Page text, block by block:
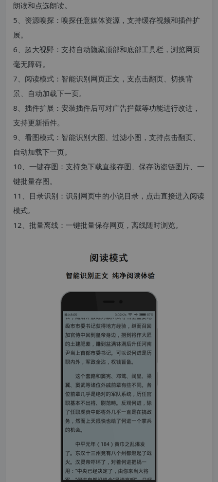
朗读和点选朗读。
5、资源嗅探：嗅探任意媒体资源，支持缓存视频和插件扩
展。
6、超大视野：支持自动隐藏顶部和底部工具栏，浏览网页
毫无障碍。
7、阅读模式：智能识别网页正文，支点击翻页、切换背
景、自动加载下一页。
8、插件扩展：安装插件后可对广告拦截等功能进行改进，
支持更新插件。
9、看图模式：智能识别大图、过滤小图，支持点击翻页、
自动加载下一页。
10、一键存图：支持免下载直接存图、保存防盗链图片、一
键批量存图。
11、目录识别：识别网页中的小说目录，点击直接进入阅读
模式。
12、批量离线：一键批量保存网页，离线随时浏览。